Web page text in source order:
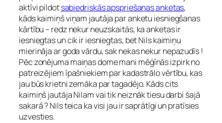
aktīvi pildotsabiedriskās apspriešanas anketas,
kāds kaimiņš viņam jautāja par anketu iesniegšanas
kārtību – redz nekur neuzskaitās, ka anketas ir
iesniegtas un cik ir iesniegtas, bet Nils kaimiņu
mierināja ar goda vārdu, sak nekas nekur nepazudīs !
Pēc zonējuma maiņas dome mani mēģīnās izpirk no
patreizējiem īpašniekiem par kadastrālo vērtību, kas
jau būs krietni zemāka par tagadējo. Kāds cits
kaimiņš jautāja Nilam vai tik neiznāk tiesu darbi šajā
sakarā ? Nils teica ka visi jau ir saprātīgi un pratīsies
uzvesties.